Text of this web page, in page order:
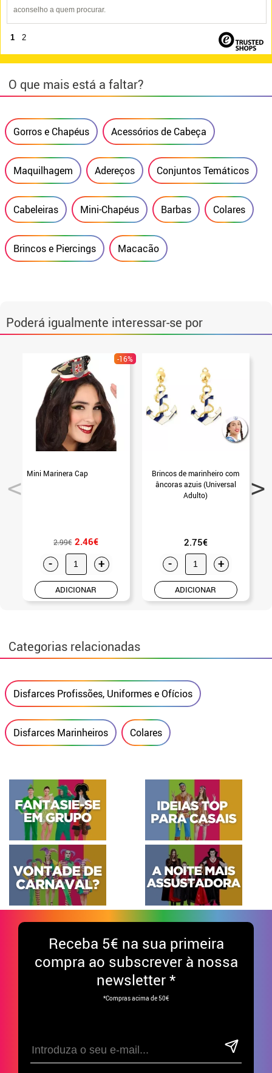
aconselho a quem procurar.
1 2
O que mais está a faltar?
Gorros e Chapéus Acessórios de Cabeça
Maquilhagem Adereços Conjuntos Temáticos
Cabeleiras Mini-Chapéus Barbas Colares
Brincos e Piercings Macacão
Poderá igualmente interessar-se por
-16%
Mini Marinera Cap
2.99€ 2.46€
- +
ADICIONAR
Brincos de marinheiro com
âncoras azuis (Universal
Adulto)
2.75€
- +
ADICIONAR
Categorias relacionadas
Disfarces Profissões, Uniformes e Ofícios
Disfarces Marinheiros Colares
Receba 5€ na sua primeira
compra ao subscrever à nossa
newsletter *
*Compras acima de 50€